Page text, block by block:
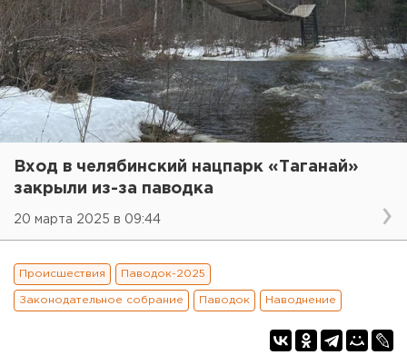
Вход в челябинский нацпарк «Таганай»
закрыли из-за паводка
20 марта 2025 в 09:44
Происшествия Паводок-2025
Законодательное собрание Паводок Наводнение